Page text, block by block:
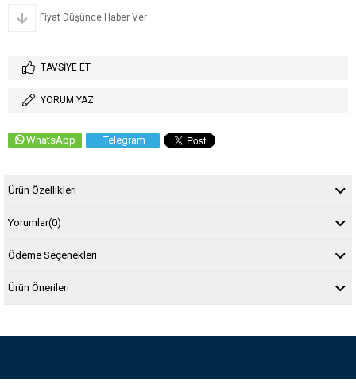
Fiyat Düşünce Haber Ver
TAVSIYE ET
YORUM YAZ
WhatsApp Telegram
Ürün Özellikleri
Yorumlar(0)
Ödeme Seçenekleri
Ürün Önerileri